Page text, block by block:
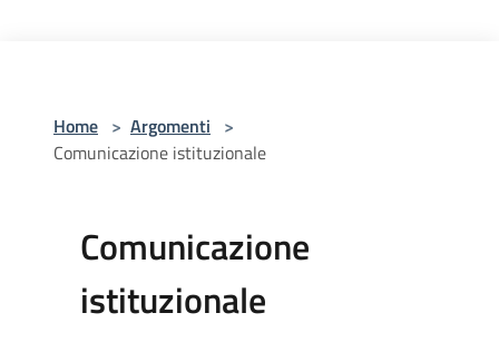
Home > Argomenti >
Comunicazione istituzionale
Comunicazione
istituzionale